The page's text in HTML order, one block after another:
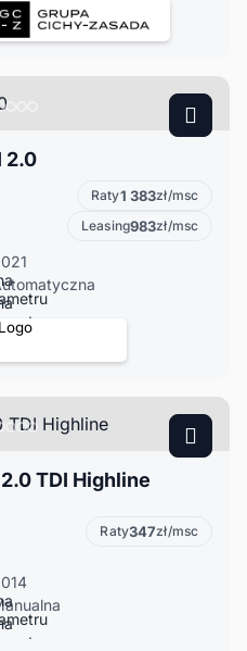
2.0
Raty1 383zł/msc
Leasing983zł/msc
TDI Highline
Raty347zł/msc